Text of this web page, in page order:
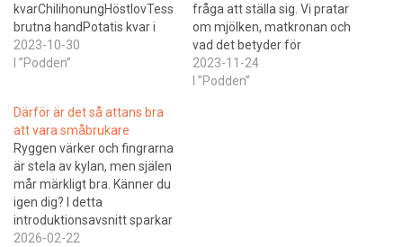
kvarChilihonungHöstlovTess
brutna handPotatis kvar i
jordenHonung ej skördad
Småbrukarpoddens
https://bit.ly/m/lilltorp Bjud
in de som du tycker borde
lyssna och prata!
Småbrukarpoddens
snackgrupp är lanserad (på
facebook). Du hittar den…
2023-10-30
I ”Podden”
fråga att ställa sig. Vi pratar
om mjölken, matkronan och
vad det betyder för
konsumenten att något är
ekologiskt när det kostar
2023-11-24
I ”Podden”
Därför är det så attans bra
att vara småbrukare
Ryggen värker och fingrarna
är stela av kylan, men själen
mår märkligt bra. Känner du
igen dig? I detta
introduktionsavsnitt sparkar
vi igång vår nya miniserie
2026-02-22